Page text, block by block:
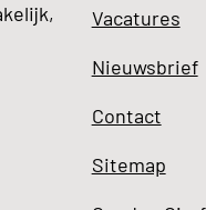
Vacatures
Nieuwsbrief
Contact
Sitemap